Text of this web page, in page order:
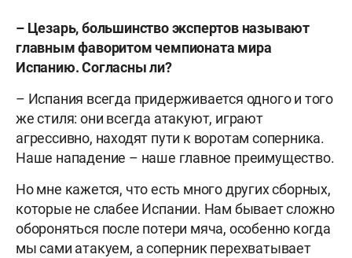
– Цезарь, большинство экспертов называют
главным фаворитом чемпионата мира
Испанию. Согласны ли?
– Испания всегда придерживается одного и того
же стиля: они всегда атакуют, играют
агрессивно, находят пути к воротам соперника.
Наше нападение – наше главное преимущество.
Но мне кажется, что есть много других сборных,
которые не слабее Испании. Нам бывает сложно
обороняться после потери мяча, особенно когда
мы сами атакуем, а соперник перехватывает